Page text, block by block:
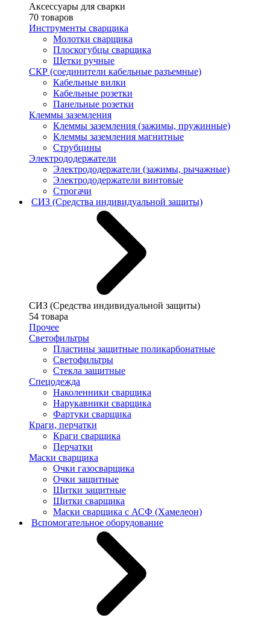
Аксессуары для сварки
70 товаров
Инструменты сварщика
Молотки сварщика
Плоскогубцы сварщика
Щетки ручные
СКР (соединители кабельные разъемные)
Кабельные вилки
Кабельные розетки
Панельные розетки
Клеммы заземления
Клеммы заземления (зажимы, пружинные)
Клеммы заземления магнитные
Струбцины
Электрододержатели
Электрододержатели (зажимы, рычажные)
Электрододержатели винтовые
Строгачи
СИЗ (Средства индивидуальной защиты)
СИЗ (Средства индивидуальной защиты)
54 товара
Прочее
Светофильтры
Пластины защитные поликарбонатные
Светофильтры
Стекла защитные
Спецодежда
Наколенники сварщика
Нарукавники сварщика
Фартуки сварщика
Краги, перчатки
Краги сварщика
Перчатки
Маски сварщика
Очки газосварщика
Очки защитные
Щитки защитные
Щитки сварщика
Маски сварщика с АСФ (Хамелеон)
Вспомогательное оборудование